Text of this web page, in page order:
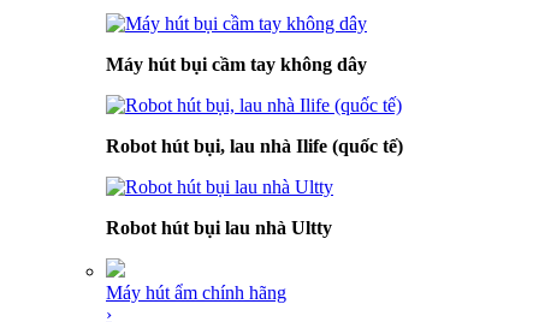
Máy hút bụi cầm tay không dây
Robot hút bụi, lau nhà Ilife (quốc tế)
Robot hút bụi lau nhà Ultty
Máy hút ẩm chính hãng
›